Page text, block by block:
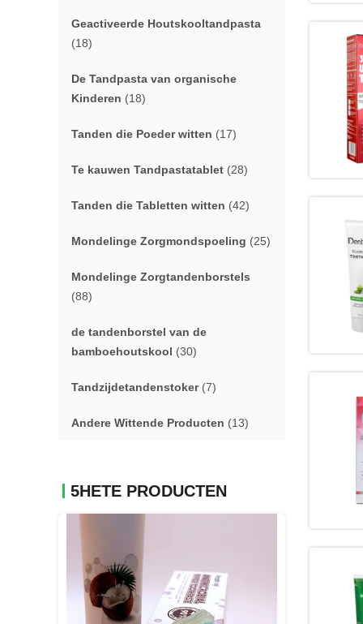
Geactiveerde Houtskooltandpasta
(18)
De Tandpasta van organische
Kinderen (18)
Tanden die Poeder witten (17)
Te kauwen Tandpastatablet (28)
Tanden die Tabletten witten (42)
Mondelinge Zorgmondspoeling (25)
Mondelinge Zorgtandenborstels
(88)
de tandenborstel van de
bamboehoutskool (30)
Tandzijdetandenstoker(7)
Andere Wittende Producten (13)
5HETE PRODUCTEN